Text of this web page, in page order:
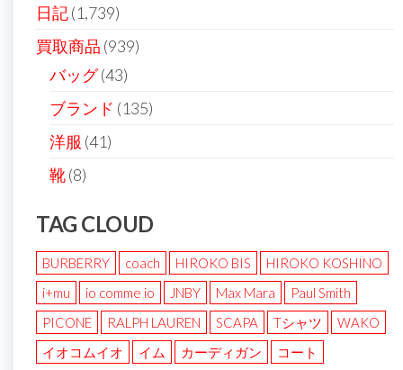
日記(1,739)
買取商品 (939)
バッグ(43)
ブランド (135)
洋服 (41)
靴(8)
TAG CLOUD
BURBERRY coach HIROKO BIS
HIROKO KOSHINO
i+mu
io comme io JNBY Max Mara
Paul Smith
PICONE
RALPH LAUREN SCAPA Tシャツ
WAKO
イオコムイオ
イム カーディガン
コート